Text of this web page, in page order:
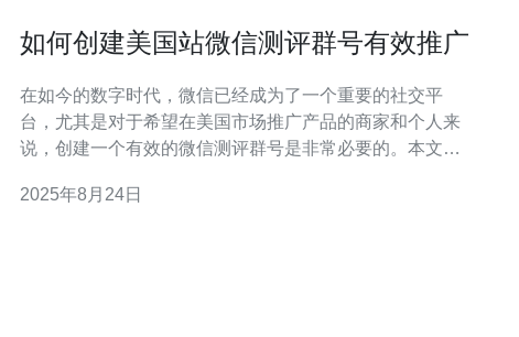
如何创建美国站微信测评群号有效推广
在如今的数字时代，微信已经成为了一个重要的社交平
台，尤其是对于希望在美国市场推广产品的商家和个人来
说，创建一个有效的微信测评群号是非常必要的。本文将
广，确保您可以轻松掌握这一技巧。 微信测评群是指通过
2025年8月24日